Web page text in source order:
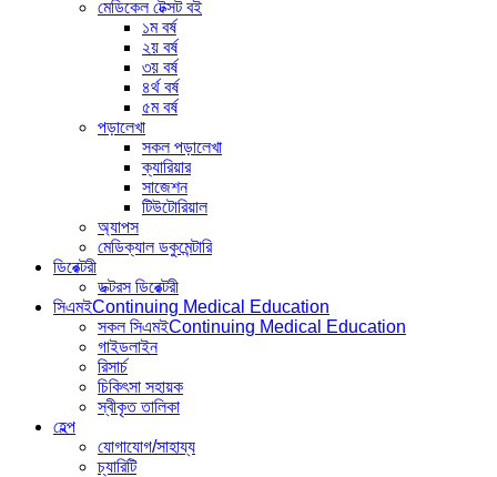
মেডিকেল টেক্সট বই
১ম বর্ষ
২য় বর্ষ
৩য় বর্ষ
৪র্থ বর্ষ
৫ম বর্ষ
পড়ালেখা
সকল পড়ালেখা
ক্যারিয়ার
সাজেশন
টিউটোরিয়াল
অ্যাপস
মেডিক্যাল ডকুমেন্টারি
ডিরেক্টরী
ডক্টরস ডিরেক্টরী
সিএমইContinuing Medical Education
সকল সিএমইContinuing Medical Education
গাইডলাইন
রিসার্চ
চিকিৎসা সহায়ক
স্বীকৃত তালিকা
হেল্প
যোগাযোগ/সাহায্য
চ্যারিটি